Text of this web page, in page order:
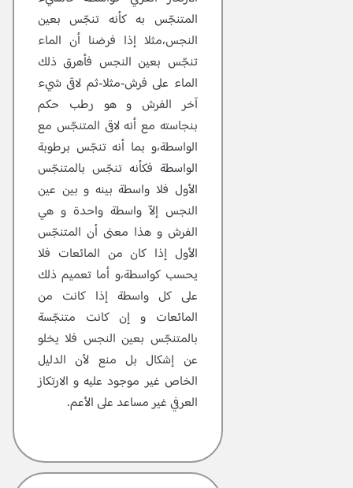
المتنجّس به كأنه تنجّس بعين
النجس،مثلا إذا فرضنا أن الماء
تنجّس بعين النجس فأهرق ذلك
الماء على فرش-مثلا-ثم لاقى شيء
آخر الفرش و هو رطب حكم
بنجاسته مع أنه لاقى المتنجّس مع
الواسطة،و بما أنه تنجّس برطوبة
الواسطة فكأنه تنجّس بالمتنجّس
الأول فلا واسطة بينه و بين عين
النجس إلاّ واسطة واحدة و هي
الفرش و هذا معنى أن المتنجّس
الأول إذا كان من المائعات فلا
يحسب كواسطة،و أما تعميم ذلك
على كل واسطة إذا كانت من
المائعات و إن كانت متنجّسة
بالمتنجّس بعين النجس فلا يخلو
عن إشكال بل منع لأن الدليل
الخاص غير موجود عليه و الارتكاز
العرفي غير مساعد على الأعم.